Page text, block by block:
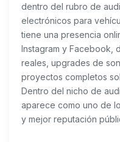
dentro del rubro de
electrónicos para
tiene una presencia
Instagram y Facebook,
reales, upgrades de
proyectos completos
Dentro del nicho de
aparece como uno de
y mejor reputación